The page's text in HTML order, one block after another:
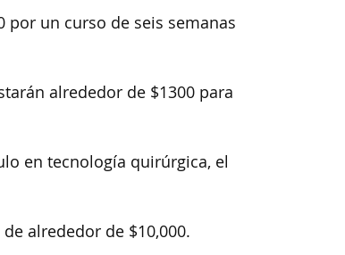
por un curso de seis semanas
alrededor de $1300 para
en tecnología quirúrgica, el
alrededor de $10,000.